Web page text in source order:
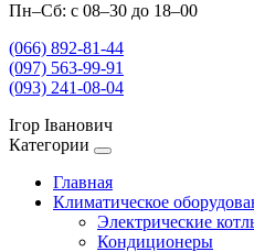
Пн–Сб: с 08–30 до 18–00
(066) 892-81-44
(097) 563-99-91
(093) 241-08-04
Ігор Іванович
Категории
Главная
Климатическое
Электрические
Кондиционеры